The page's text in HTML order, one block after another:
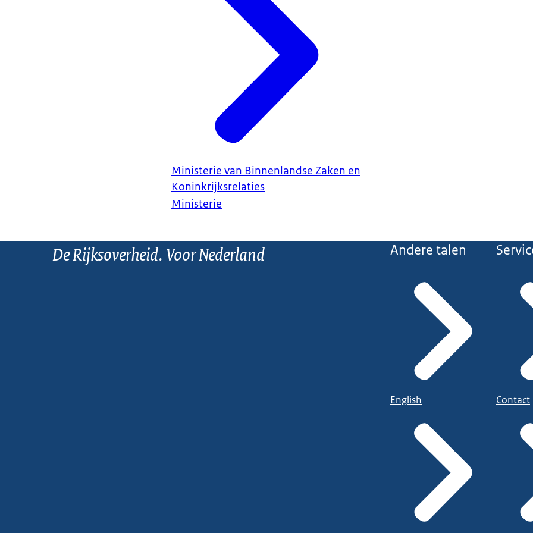
Ministerie van Binnenlandse Zaken en
Koninkrijksrelaties
Ministerie
De Rijksoverheid. Voor Nederland Andere talen
English Contact